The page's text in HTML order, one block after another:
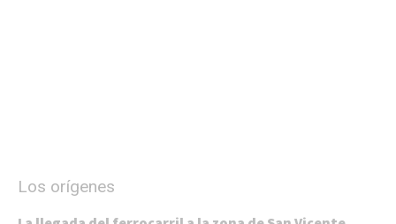
Los orígenes